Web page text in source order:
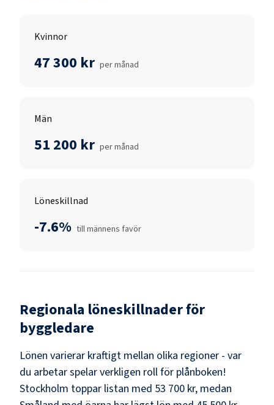
Kvinnor
47 300 kr per månad
Män
51 200 kr per månad
Löneskillnad
-7.6% till männens favör
Regionala löneskillnader för
byggledare
Lönen varierar kraftigt mellan olika regioner - var
du arbetar spelar verkligen roll för plånboken!
Stockholm toppar listan med 53 700 kr, medan